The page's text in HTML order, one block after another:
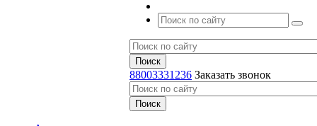
88003331236 Заказать звонок